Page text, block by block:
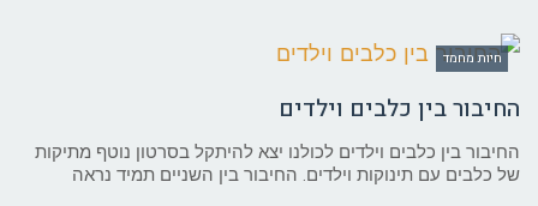
חיות מחמד
החיבור בין כלבים וילדים
החיבור בין כלבים וילדים לכולנו יצא להיתקל בסרטון נוטף מתיקות
של כלבים עם תינוקות וילדים. החיבור בין השניים תמיד נראה